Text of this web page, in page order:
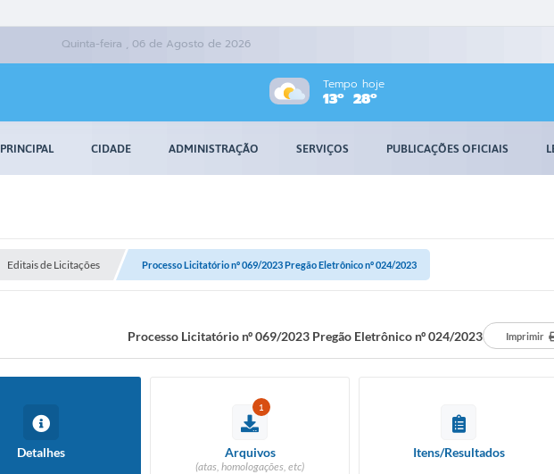
Quinta-feira , 06 de Agosto de 2026
Tempo hoje
13º 28º
PRINCIPAL CIDADE ADMINISTRAÇÃO SERVIÇOS PUBLICAÇÕES OFICIAIS
Editais de Licitações Processo Licitatório nº 069/2023 Pregão Eletrônico nº 024/2023
Processo Licitatório nº 069/2023 Pregão Eletrônico nº 024/2023 Imprimir
Detalhes
1
Arquivos
(atas, homologações, etc)
Itens/Resultados